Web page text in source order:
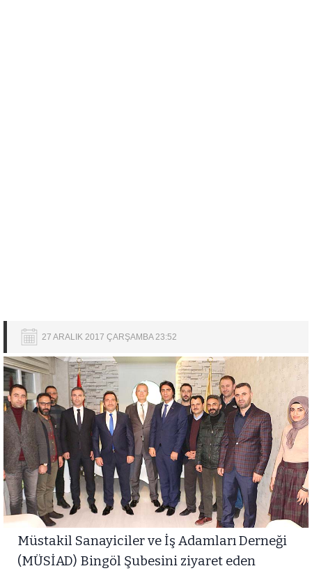
27 ARALIK 2017 ÇARŞAMBA 23:52
Müstakil Sanayiciler ve İş Adamları Derneği
(MÜSİAD) Bingöl Şubesini ziyaret eden